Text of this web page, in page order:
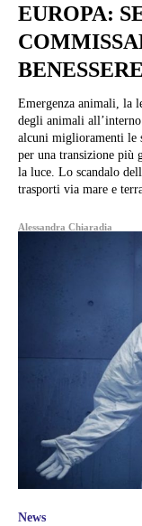
EUROPA:
BENESSERE
Emergenza animali, la
degli animali
alcuni miglioramenti le
per una transizione più
la luce. Lo scandalo
trasporti via mare e
Alessandra Chiaradia
News